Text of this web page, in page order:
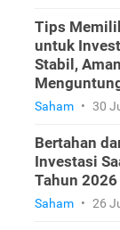
Tips
untuk
Stabil,
Saham • 30
Bertahan
Investasi
Tahun 2026
Saham • 26